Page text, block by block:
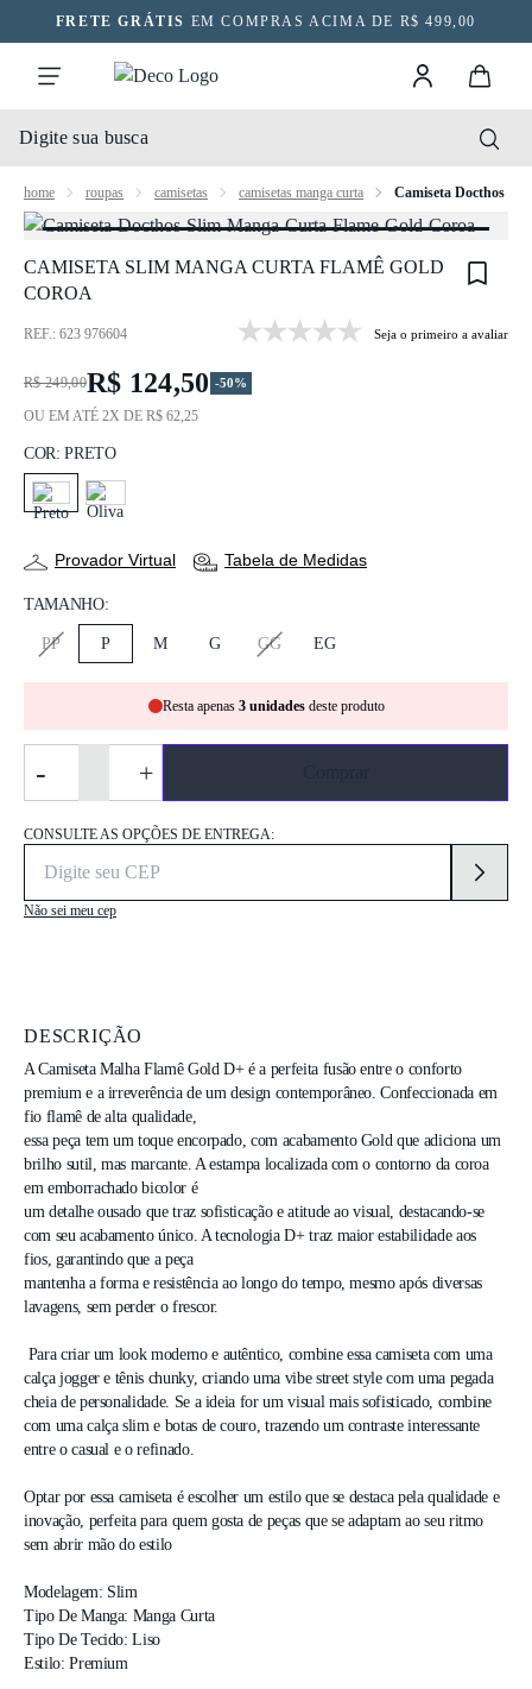
FRETE GRÁTIS EM COMPRAS ACIMA DE R$ 499,00
home roupas camisetas camisetas manga curta Camiseta Docthos
CAMISETA SLIM MANGA CURTA FLAMÊ GOLD
COROA
REF.: 623 976604 Seja o primeiro a avaliar
R$ 249,00R$ 124,50 -50%
OU EM ATÉ 2X DE R$ 62,25
COR:PRETO
PRETOOLIVA
Provador Virtual Tabela de Medidas
TAMANHO:
PP P M G GG EG
Resta apenas 3 unidadesdeste produto
- +
CONSULTE AS OPÇÕES DE ENTREGA:
Não sei meu cep
DESCRIÇÃO
A Camiseta Malha Flamê Gold D+ é a perfeita fusão entre o conforto
premium e a irreverência de um design contemporâneo. Confeccionada em
fio flamê de alta qualidade,
essa peça tem um toque encorpado, com acabamento Gold que adiciona um
brilho sutil, mas marcante. A estampa localizada com o contorno da coroa
em emborrachado bicolor é
um detalhe ousado que traz sofisticação e atitude ao visual, destacando-se
com seu acabamento único. A tecnologia D+ traz maior estabilidade aos
fios, garantindo que a peça
mantenha a forma e resistência ao longo do tempo, mesmo após diversas
lavagens, sem perder o frescor.
calça jogger e tênis chunky, criando uma vibe street style com uma pegada
cheia de personalidade. Se a ideia for um visual mais sofisticado, combine
com uma calça slim e botas de couro, trazendo um contraste interessante
entre o casual e o refinado.
Optar por essa camiseta é escolher um estilo que se destaca pela qualidade e
inovação, perfeita para quem gosta de peças que se adaptam ao seu ritmo
sem abrir mão do estilo
Modelagem: Slim
Tipo De Manga: Manga Curta
Tipo De Tecido: Liso
Estilo: Premium